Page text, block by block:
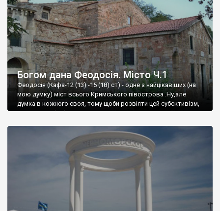
Богом дана Феодосія. Місто Ч.1
Феодосія (Кафа-12 (13) -15 (18) ст) - одне з найцікавіших (на
мою думку) міст всього Кримського півострова .Ну,але
думка в кожного своя, тому щоби розвіяти цей субєктивізм,
запрошую відвідати це